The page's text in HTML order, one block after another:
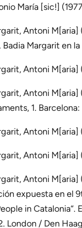
María [sic!]
Antoni
Margarit en
Antoni
Antoni M[aria]
1.
Antoni
Antoni M[aria]
Antoni M[aria]
expuesta en el
in
London / Den